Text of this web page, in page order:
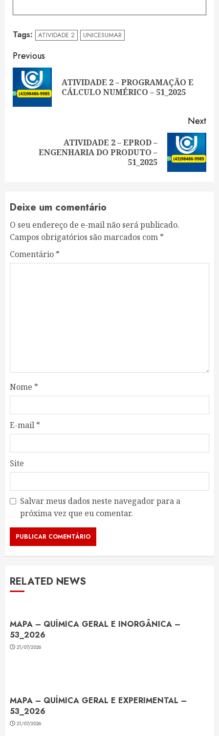
Tags: ATIVIDADE 2 UNICESUMAR
Continue
Reading
Previous
ATIVIDADE 2 – PROGRAMAÇÃO E
CÁLCULO NUMÉRICO – 51_2025
Next
ATIVIDADE 2 – EPROD –
ENGENHARIA DO PRODUTO –
51_2025
Deixe um comentário
O seu endereço de e-mail não será publicado.
Campos obrigatórios são marcados com *
Comentário *
Nome *
E-mail *
Site
Salvar meus dados neste navegador para a
próxima vez que eu comentar.
RELATED NEWS
MAPA – QUÍMICA GERAL E INORGÂNICA –
53_2026
21/07/2026
MAPA – QUÍMICA GERAL E EXPERIMENTAL –
53_2026
21/07/2026